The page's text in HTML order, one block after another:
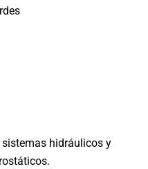
hidráulicos y